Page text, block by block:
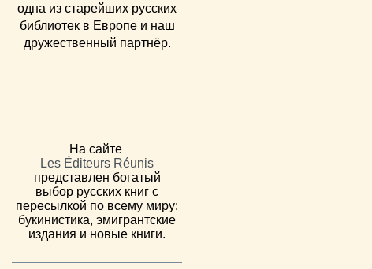
одна из старейших русских
библиотек в Европе и наш
дружественный партнёр.
На сайте
Les Éditeurs Réunis
представлен богатый
выбор русских книг с
пересылкой по всему миру:
букинистика, эмигрантские
издания и новые книги.